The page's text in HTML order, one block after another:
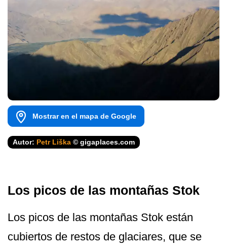
Mostrar en el mapa de Google
Autor: Petr Liška © gigaplaces.com
Los picos de las montañas Stok
Los picos de las montañas Stok están
cubiertos de restos de glaciares, que se